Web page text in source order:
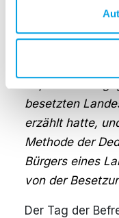
Deutschen
irgendwie sehr
besetzten
erzählt hatte,
Methode der
Bürgers eines
von der
Der Tag der